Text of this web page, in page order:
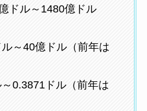
～1480億ドル
40億ドル（前年は
ドル（前年は